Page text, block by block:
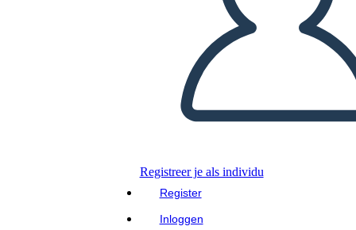
Registreer je als individu
Register
Inloggen
Kopieer dit Storyboard
MAAK EEN STORYBOARD
DIAVOORSTELLING AFSPELEN
LEES MIJ VOOR